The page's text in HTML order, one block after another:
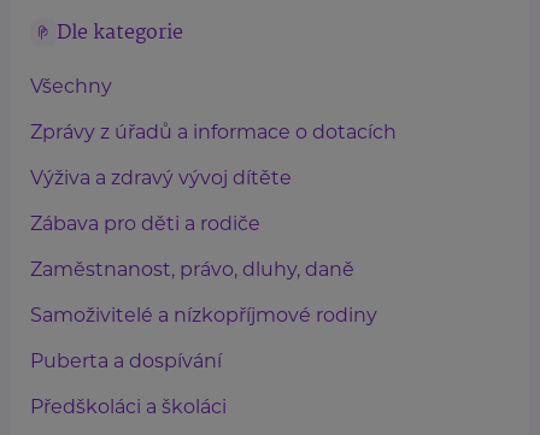
Dle kategorie
Všechny
Zprávy z úřadů a informace o dotacích
Výživa a zdravý vývoj dítěte
Zábava pro děti a rodiče
Zaměstnanost, právo, dluhy, daně
Samoživitelé a nízkopříjmové rodiny
Puberta a dospívání
Předškoláci a školáci